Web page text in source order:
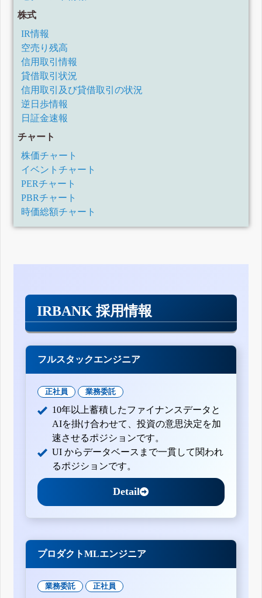
株式
IR情報
空売り残高
信用取引情報
貸借取引状況
信用取引及び貸借取引の状況
逆日歩情報
日証金速報
チャート
株価チャート
イベントチャート
PERチャート
PBRチャート
時価総額チャート
IRBANK 採用情報
フルスタックエンジニア
正社員 業務委託
10年以上蓄積したファイナンスデータと
AIを掛け合わせて、投資の意思決定を加
速させるポジションです。
UI からデータベースまで一貫して関われ
るポジションです。
Detail
プロダクトMLエンジニア
業務委託 正社員